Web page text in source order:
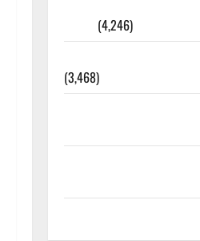
(4,246)
(3,468)